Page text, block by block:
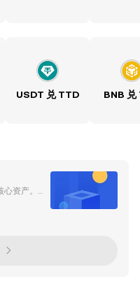
USDT 兑 TTD BNB 兑
资产。作
，OKB 在
质押激励
一键换链”